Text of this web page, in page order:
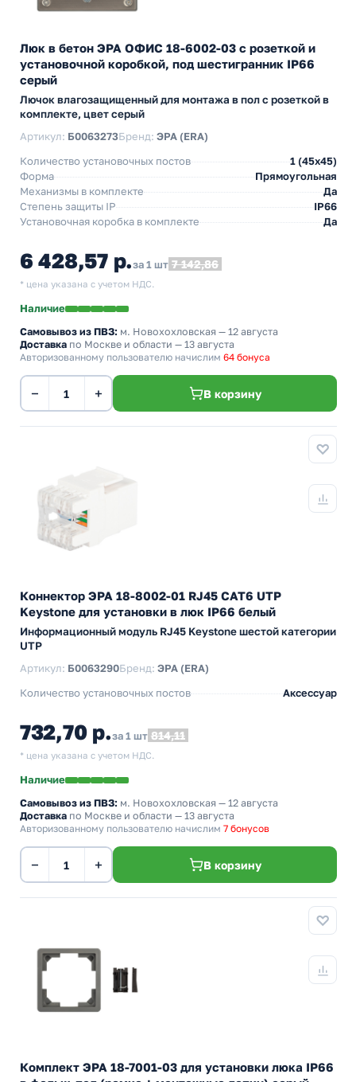
Люк в бетон ЭРА ОФИС 18-6002-03 с розеткой и
установочной коробкой, под шестигранник IP66
серый
Лючок влагозащищенный для монтажа в пол с розеткой в
комплекте, цвет серый
Артикул: Б0063273Бренд: ЭРА (ERA)
Количество установочных постов
1 (45х45)
Форма
Прямоугольная
Механизмы в комплекте
Да
Степень защиты IP
IP66
Установочная коробка в комплекте
Да
6 428,57 р.за 1 шт 7 142,86
* цена указана с учетом НДС.
Наличие
Самовывоз из ПВЗ: м. Новохохловская — 12 августа
Доставка по Москве и области — 13 августа
Авторизованному пользователю начислим 64 бонуса
− + В корзину
Коннектор ЭРА 18-8002-01 RJ45 CAT6 UTP
Keystone для установки в люк IP66 белый
Информационный модуль RJ45 Keystone шестой категории
UTP
Артикул: Б0063290Бренд: ЭРА (ERA)
Количество установочных постов
Аксессуар
732,70 р.за 1 шт 814,11
* цена указана с учетом НДС.
Наличие
Самовывоз из ПВЗ: м. Новохохловская — 12 августа
Доставка по Москве и области — 13 августа
Авторизованному пользователю начислим 7 бонусов
− + В корзину
Комплект ЭРА 18-7001-03 для установки люка IP66